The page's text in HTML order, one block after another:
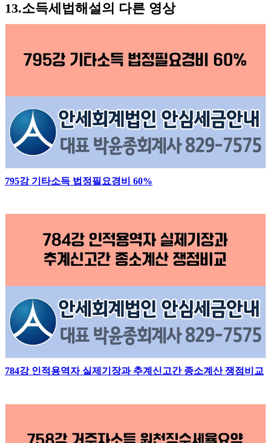
13.소득세법해설의 다른 영상
795강 기타소득 법정필요경비 60%
784강 인적용역자 실제기장과 추계신고간 종소계산 쟁점비교